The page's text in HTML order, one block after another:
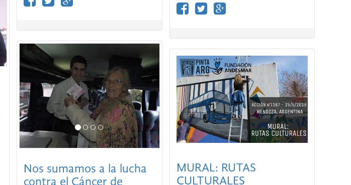
Nos sumamos a la lucha
contra el Cáncer de
Durante el Mes de la lucha contra el Cáncer
de Mama, Fundación Andesmar realizó
MURAL: RUTAS
CULTURALES